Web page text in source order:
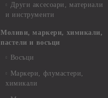
Други аксесоари, материали
и инструменти
Моливи, маркери, химикали,
пастели и восъци
Восъци
Маркери, флумастери,
химикали